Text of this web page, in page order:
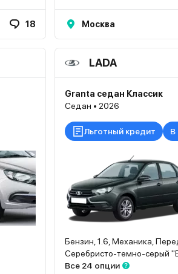
18 Москва
LADA
Granta седан Классик
Седан • 2026
Льготный кредит В
Бензин, 1.6, Механика,
Серебристо-темно-серый
Все 24 опции